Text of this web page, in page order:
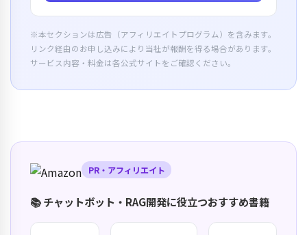
※本セクションは広告（アフィリエイトプログラム）を含みます。
リンク経由のお申し込みにより当社が報酬を得る場合があります。
サービス内容・料金は各公式サイトをご確認ください。
PR・アフィリエイト
📚 チャットボット・RAG開発に役立つおすすめ書籍